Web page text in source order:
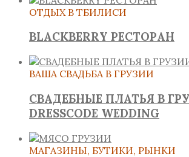
ОТДЫХ В ТБИЛИСИ
BLACKBERRY РЕСТОРАН
ВАША СВАДЬБА В ГРУЗИИ
СВАДЕБНЫЕ ПЛАТЬЯ В
DRESSCODE WEDDING
МАГАЗИНЫ, БУТИКИ, РЫНКИ